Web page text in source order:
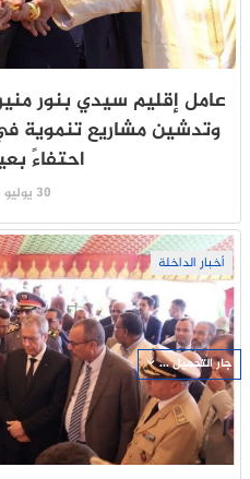
عامل إقليم سيدي بنور
وتدشين مشاريع تنموية في
احتفاءً
30 يوليو 2026
أخبار الداخلة
جار التحميل ...